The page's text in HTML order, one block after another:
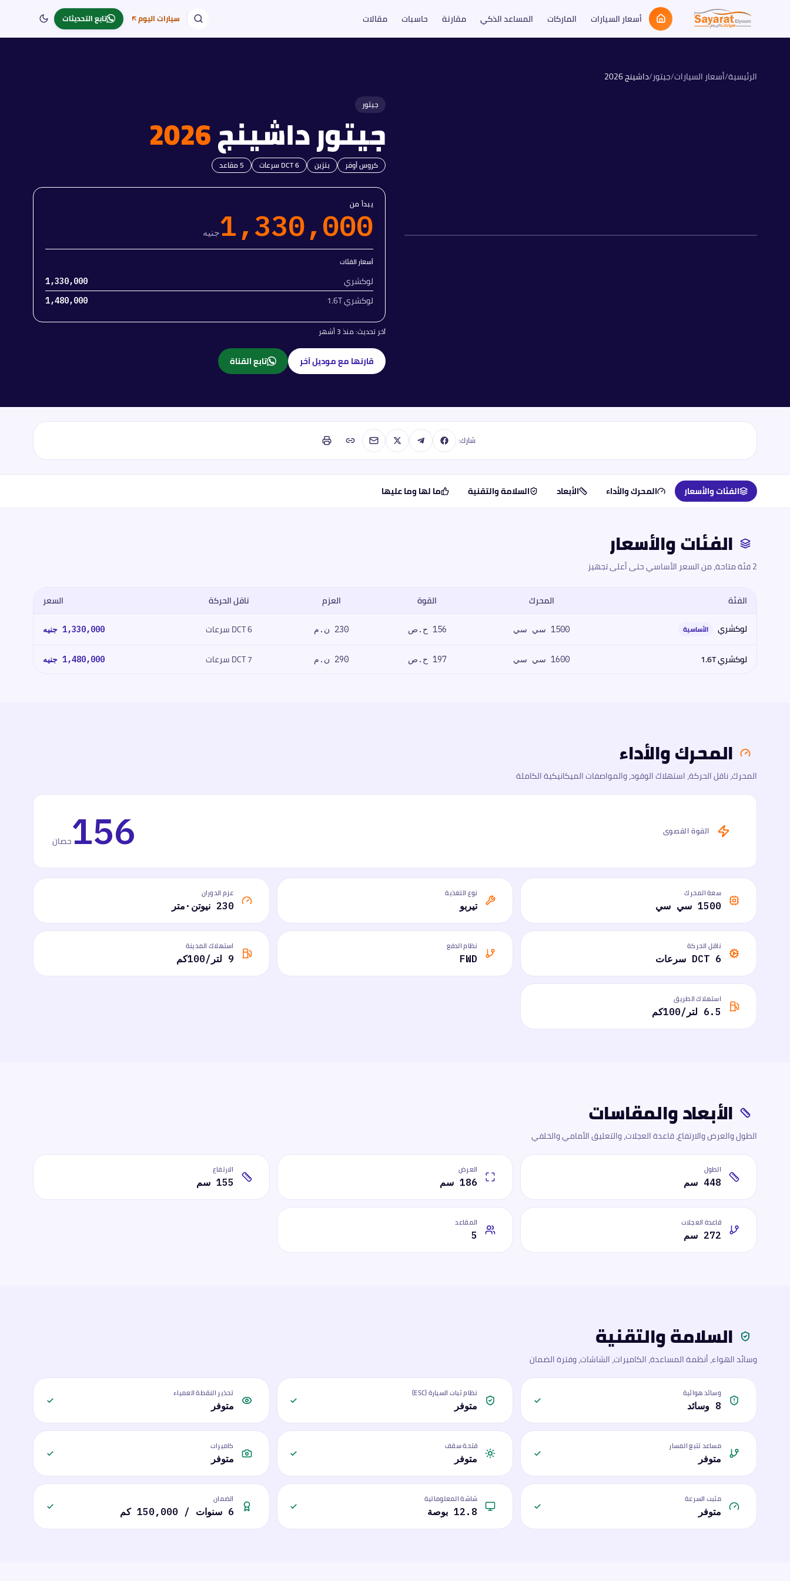
أسعار السيارات الماركات المساعد الذكي مقارنة حاسبات مقالات سيارات اليوم تابع التحديثات
الرئيسية/أسعار السيارات/جيتور/داشينج2026
جيتور
جيتورداشينج2026
كروس أوفر بنزين DCT 6 سرعات 5مقاعد
يبدأ من
1,330,000جنيه
أسعار الفئات
لوكشري 1,330,000
لوكشري 1.6T 1,480,000
آخر تحديث:منذ 3 أشهر
قارنها مع موديل آخر تابع القناة
شارك:
الفئات والأسعار المحرك والأداء الأبعاد السلامة والتقنية ما لها وما عليها
الفئات والأسعار
2 فئة متاحة، من السعر الأساسي حتى أعلى تجهيز
الفئة المحرك القوة العزم ناقل الحركة
السعر
لوكشري
الأساسية 1500 سي سي 156 ح.ص 230 ن.م DCT 6 سرعات 1,330,000 جنيه
لوكشري 1.6T 1600 سي سي 197 ح.ص 290 ن.م DCT 7 سرعات 1,480,000 جنيه
المحرك والأداء
المحرك، ناقل الحركة، استهلاك الوقود، والمواصفات الميكانيكية الكاملة
القوة القصوى 156حصان
سعة المحرك
1500 سي سي
نوع التغذية
تيربو
عزم الدوران
230 نيوتن·متر
ناقل الحركة
DCT 6 سرعات
نظام الدفع
FWD
استهلاك المدينة
9 لتر/100كم
استهلاك الطريق
6.5 لتر/100كم
الأبعاد والمقاسات
الطول والعرض والارتفاع، قاعدة العجلات، والتعليق الأمامي والخلفي
الطول
448 سم
العرض
186 سم
الارتفاع
155 سم
قاعدة العجلات
272 سم
المقاعد
5
السلامة والتقنية
وسائد الهواء، أنظمة المساعدة، الكاميرات، الشاشات، وفترة الضمان
وسائد هوائية
8 وسائد
نظام ثبات السيارة (ESC)
متوفر
تحذير النقطة العمياء
متوفر
مساعد تتبع المسار
متوفر
فتحة سقف
متوفر
كاميرات
متوفر
مثبت السرعة
متوفر
شاشة المعلوماتية
12.8 بوصة
الضمان
6 سنوات / 150,000 كم